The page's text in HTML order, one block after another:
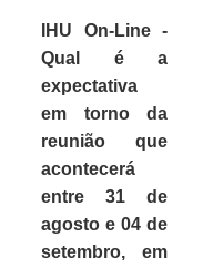
IHU On-Line -
Qual é a
expectativa
em torno da
reunião que
acontecerá
entre 31 de
agosto e 04 de
setembro, em